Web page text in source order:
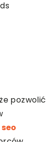
pozwolić